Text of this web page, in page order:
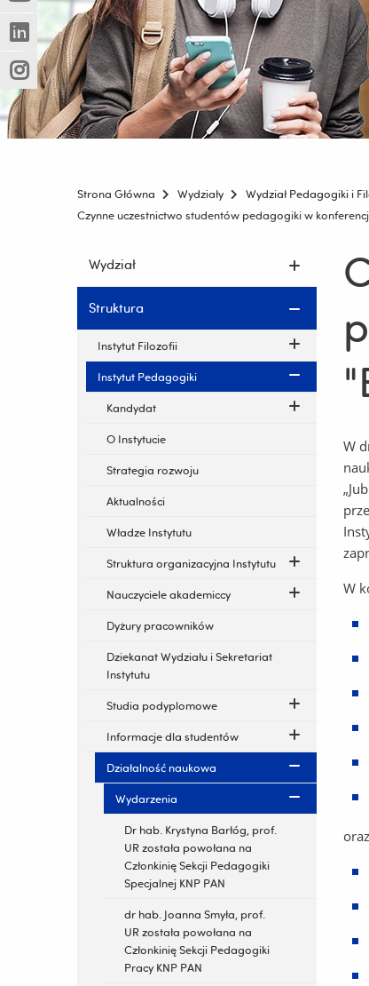
innej
strony)
okno)
do
innej
strony)
(Nowe
okno)
(Link
do
innej
strony)
(Nowe
okno)
(Link
do
innej
strony)
Strona Główna Wydziały Wydział Pedagogiki i
Czynne uczestnictwo studentów pedagogiki w
Pomiń
i
do
treści
Wydział
Struktura
Instytut Filozofii
Instytut Pedagogiki
Kandydat
O Instytucie
Strategia rozwoju
Aktualności
Władze Instytutu
Struktura organizacyjna Instytutu
Nauczyciele akademiccy
Dyżury pracowników
Dziekanat Wydziału i Sekretariat
Instytutu
Studia podyplomowe
Informacje dla studentów
Działalność naukowa
Wydarzenia
Dr hab. Krystyna Barłóg, prof.
UR została powołana na
Członkinię Sekcji Pedagogiki
Specjalnej KNP PAN
dr hab. Joanna Smyła, prof.
UR została powołana na
Członkinię Sekcji Pedagogiki
Pracy KNP PAN
W
W
oraz